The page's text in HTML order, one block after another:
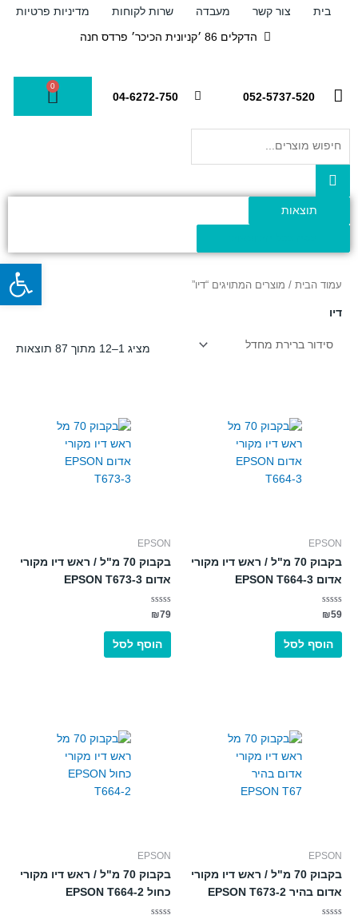
בית צור קשר מעבדה שרות לקוחות
מדיניות פרטיות
הדקלים 86 ׳קניונית הכיכר׳ פרדס חנה
052-5737-520
04-6272-750
0
עגלת
קניות
תוצאות
עמוד הבית / מוצרים המתויגים “דיו”
דיו
מציג 1–12 מתוך 87 תוצאות
EPSON
בקבוק 70 מ"ל / ראש דיו מקורי
אדום EPSON T664-3
דורג
מתוך
₪59
הוסף לסל
EPSON
בקבוק 70 מ"ל / ראש דיו מקורי
אדום EPSON T673-3
דורג
מתוך
₪79
הוסף לסל
EPSON
בקבוק 70 מ"ל / ראש דיו מקורי
אדום בהיר EPSON T673-2
EPSON
בקבוק 70 מ"ל / ראש דיו מקורי
כחול EPSON T664-2